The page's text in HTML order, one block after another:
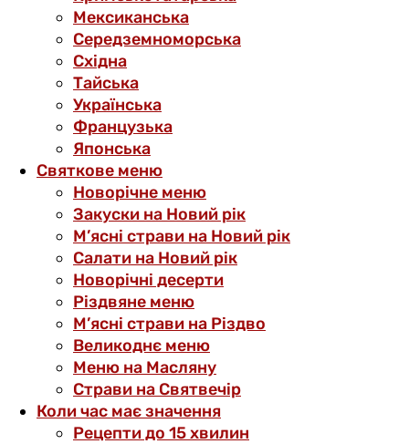
Мексиканська
Середземноморська
Східна
Тайська
Українська
Французька
Японська
Святкове меню
Новорічне меню
Закуски на Новий рік
М’ясні страви на Новий рік
Салати на Новий рік
Новорічні десерти
Різдвяне меню
М’ясні страви на Різдво
Великоднє меню
Меню на Масляну
Страви на Святвечір
Коли час має значення
Рецепти до 15 хвилин